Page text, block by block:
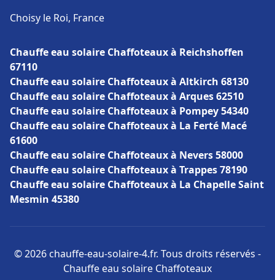
Choisy le Roi, France
Chauffe eau solaire Chaffoteaux à Reichshoffen
67110
Chauffe eau solaire Chaffoteaux à Altkirch 68130
Chauffe eau solaire Chaffoteaux à Arques 62510
Chauffe eau solaire Chaffoteaux à Pompey 54340
Chauffe eau solaire Chaffoteaux à La Ferté Macé
61600
Chauffe eau solaire Chaffoteaux à Nevers 58000
Chauffe eau solaire Chaffoteaux à Trappes 78190
Chauffe eau solaire Chaffoteaux à La Chapelle Saint
Mesmin 45380
© 2026 chauffe-eau-solaire-4.fr. Tous droits réservés -
Chauffe eau solaire Chaffoteaux